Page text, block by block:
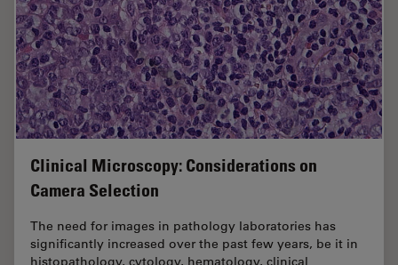
Clinical Microscopy: Considerations on
Camera Selection
The need for images in pathology laboratories has
significantly increased over the past few years, be it in
histopathology, cytology, hematology, clinical